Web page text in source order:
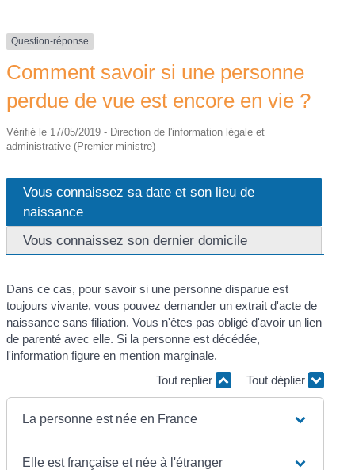
Question-réponse
Comment savoir si une personne
perdue de vue est encore en vie ?
Vérifié le 17/05/2019 - Direction de l'information légale et
administrative (Premier ministre)
Vous connaissez sa date et son lieu de
naissance
Vous connaissez son dernier domicile
Dans ce cas, pour savoir si une personne disparue est
toujours vivante, vous pouvez demander un extrait d'acte de
naissance sans filiation. Vous n'êtes pas obligé d'avoir un lien
de parenté avec elle. Si la personne est décédée,
l'information figure en mention marginale.
Tout replier
Tout déplier
La personne est née en France
Elle est française et née à l'étranger